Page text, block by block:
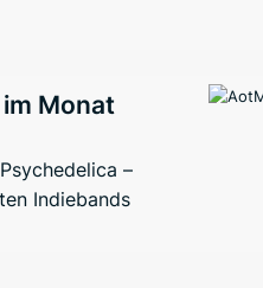
Monat
–
Indiebands